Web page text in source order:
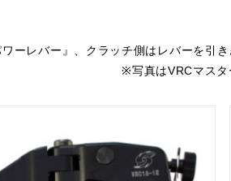
ーレバー』、クラッチ側はレバーを引
※写真はVRCマスタ